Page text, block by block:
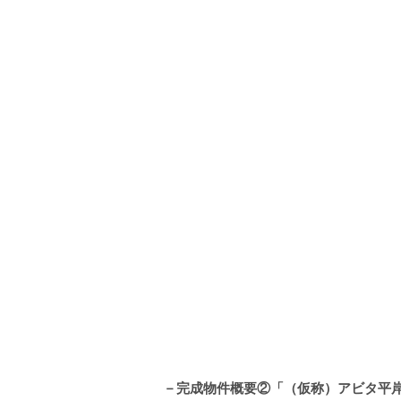
－完成物件概要②「（仮称）アビタ平